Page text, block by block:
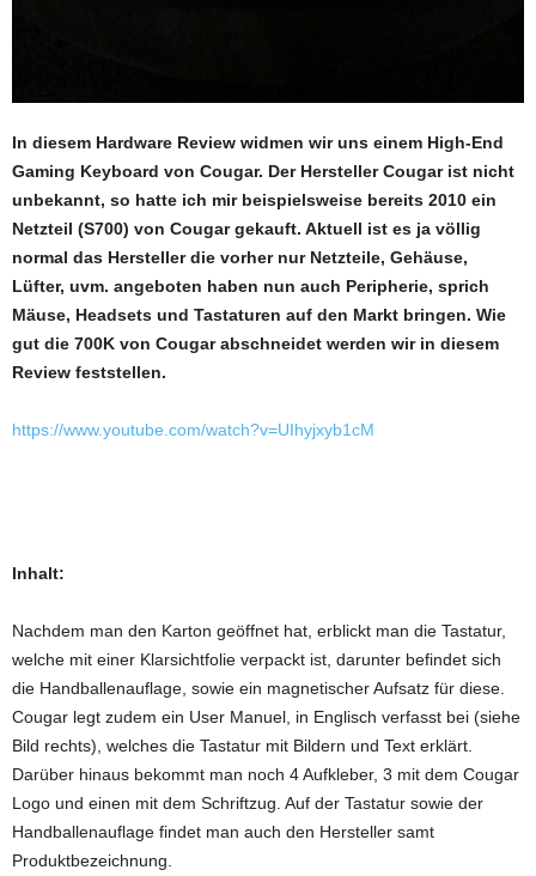
In diesem Hardware Review widmen wir uns einem High-End
Gaming Keyboard von Cougar. Der Hersteller Cougar ist nicht
unbekannt, so hatte ich mir beispielsweise bereits 2010 ein
Netzteil (S700) von Cougar gekauft. Aktuell ist es ja völlig
normal das Hersteller die vorher nur Netzteile, Gehäuse,
Lüfter, uvm. angeboten haben nun auch Peripherie, sprich
Mäuse, Headsets und Tastaturen auf den Markt bringen. Wie
gut die 700K von Cougar abschneidet werden wir in diesem
Review feststellen.
https://www.youtube.com/watch?v=UIhyjxyb1cM
Inhalt:
Nachdem man den Karton geöffnet hat, erblickt man die Tastatur,
welche mit einer Klarsichtfolie verpackt ist, darunter befindet sich
die Handballenauflage, sowie ein magnetischer Aufsatz für diese.
Cougar legt zudem ein User Manuel, in Englisch verfasst bei (siehe
Bild rechts), welches die Tastatur mit Bildern und Text erklärt.
Darüber hinaus bekommt man noch 4 Aufkleber, 3 mit dem Cougar
Logo und einen mit dem Schriftzug. Auf der Tastatur sowie der
Handballenauflage findet man auch den Hersteller samt
Produktbezeichnung.